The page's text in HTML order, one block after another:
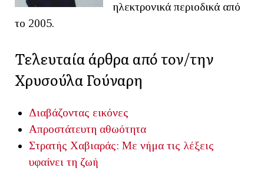
ηλεκτρονικά περιοδικά από
το 2005.
Τελευταία άρθρα από τον/την
Χρυσούλα Γούναρη
Διαβάζοντας εικόνες
Απροστάτευτη αθωότητα
Στρατής Χαβιαράς: Mε νήμα τις λέξεις
υφαίνει τη ζωή